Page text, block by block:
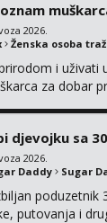
2026.
Ženska osoba
i uživati
za dobar
djevojku sa
2026.
Daddy Sugar
poduzetnik
putovanja i